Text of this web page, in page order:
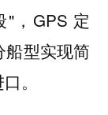
"，GPS 定
型实现简
。